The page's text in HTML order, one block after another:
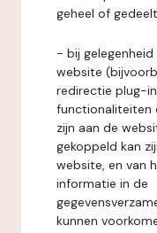
geheel of
- bij
website
redirectie plug-
functionaliteiten
zijn aan de
gekoppeld kan
website, en van
informatie in de
kunnen